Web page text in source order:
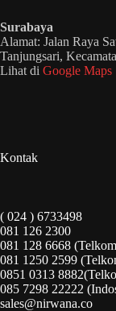
Surabaya
Alamat: Jalan Raya
Tanjungsari,
Lihat di Google Maps
Kontak
( 024 ) 6733498
081 126 2300
081 128 6668
081 1250 2599
0851 0313
085 7298 22222
sales@nirwana.co